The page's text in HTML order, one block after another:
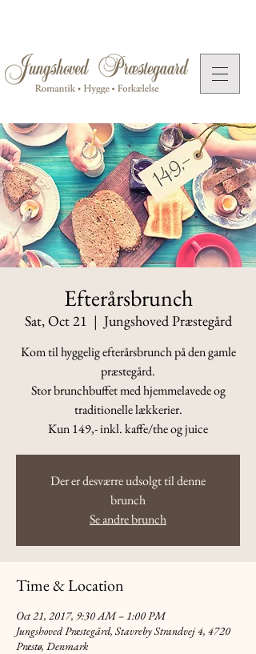
Efterårsbrunch
Sat, Oct 21
  |
Jungshoved Præstegård
Kom til hyggelig efterårsbrunch på den gamle
præstegård.
Stor brunchbuffet med hjemmelavede og
traditionelle lækkerier.
Kun 149,- inkl. kaffe/the og juice
Der er desværre udsolgt til denne
brunch
Se andre brunch
Time & Location
Oct 21, 2017, 9:30 AM – 1:00 PM
Jungshoved Præstegård, Stavreby Strandvej 4, 4720
Præstø, Denmark